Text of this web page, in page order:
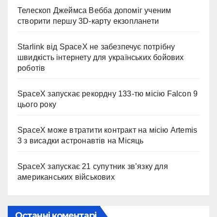
Телескоп Джеймса Вебба допоміг ученим
створити першу 3D-карту екзопланети
Starlink від SpaceX не забезпечує потрібну
швидкість інтернету для українських бойових
роботів
SpaceX запускає рекордну 133-тю місію Falcon 9
цього року
SpaceX може втратити контракт на місію Artemis
3 з висадки астронавтів на Місяць
SpaceX запускає 21 супутник зв’язку для
американських військових